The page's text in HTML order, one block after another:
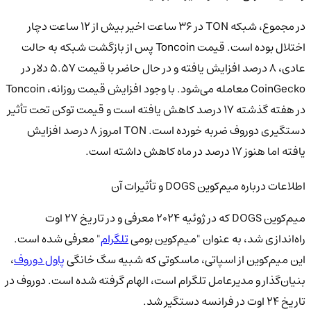
در مجموع، شبکه TON در ۳۶ ساعت اخیر بیش از ۱۲ ساعت دچار
اختلال بوده است. قیمت Toncoin پس از بازگشت شبکه به حالت
عادی، ۸ درصد افزایش یافته و در حال حاضر با قیمت ۵.۵۷ دلار در
CoinGecko معامله می‌شود. با وجود افزایش قیمت روزانه، Toncoin
در هفته گذشته ۱۷ درصد کاهش یافته است و قیمت توکن تحت تأثیر
دستگیری دوروف ضربه خورده است. TON امروز ۸ درصد افزایش
یافته اما هنوز ۱۷ درصد در ماه کاهش داشته است.
اطلاعات درباره میم‌کوین DOGS و تأثیرات آن
میم‌کوین DOGS که در ژوئیه ۲۰۲۴ معرفی و در تاریخ ۲۷ اوت
راه‌اندازی شد، به عنوان "میم‌کوین بومیتلگرام" معرفی شده است.
این میم‌کوین از اسپاتی، ماسکوتی که شبیه سگ خانگیپاول دوروف،
بنیان‌گذار و مدیرعامل تلگرام است، الهام گرفته شده است. دوروف در
تاریخ ۲۴ اوت در فرانسه دستگیر شد.